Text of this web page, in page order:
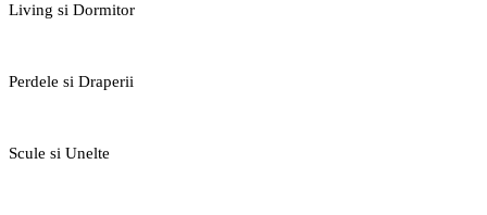
Living si Dormitor
Perdele si Draperii
Scule si Unelte